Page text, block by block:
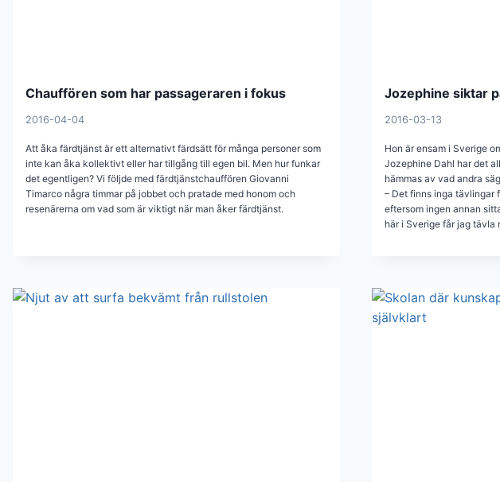
Chauffören som har passageraren i fokus
2016-04-04
Att åka färdtjänst är ett alternativt färdsätt för många personer som
inte kan åka kollektivt eller har tillgång till egen bil. Men hur funkar
det egentligen? Vi följde med färdtjänstchauffören Giovanni
Timarco några timmar på jobbet och pratade med honom och
resenärerna om vad som är viktigt när man åker färdtjänst.
Jozephine siktar
2016-03-13
Hon är ensam i Sverige
Jozephine Dahl har det
hämmas av vad andra
– Det finns inga tävlingar
eftersom ingen annan
här i Sverige får jag tävla